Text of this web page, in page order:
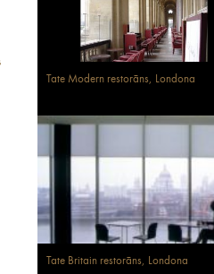
Tate Modern restorāns, Londona
Tate Britain restorāns, Londona